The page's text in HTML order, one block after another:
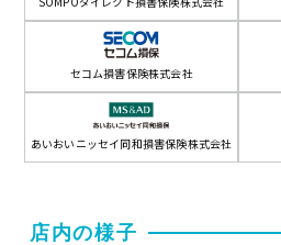
セコム損害保険株式会社
あいおいニッセイ同和損害保険株式会社
店内の様子